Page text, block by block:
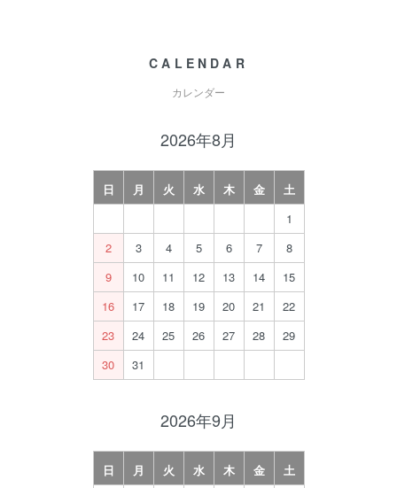
CALENDAR
カレンダー
2026年8月
日 月 火 水 木 金
土
1
2
3 4 5 6 7
8
9
10 11 12 13 14
15
16
17 18 19 20 21
22
23
24 25 26 27 28
29
30
31
2026年9月
日 月 火 水 木 金
土